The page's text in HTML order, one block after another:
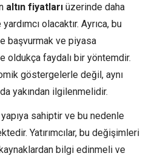
altın fiyatları üzerinde daha
olacaktır. Ayrıca, bu
başvurmak ve piyasa
oldukça faydalı bir yöntemdir.
göstergelerle değil, aynı
yakından ilgilenmelidir.
sahiptir ve bu nedenle
Yatırımcılar, bu değişimleri
bilgi edinmeli ve